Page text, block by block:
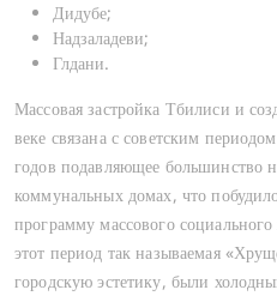
Дидубе;
Надзаладеви;
Глдани.
Массовая застройка Тбилиси и
веке связана с советским
годов подавляющее большинство
коммунальных домах, что
программу массового
этот период так называемая
городскую эстетику, были